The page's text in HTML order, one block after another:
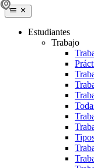
Estudiantes
Trabajo